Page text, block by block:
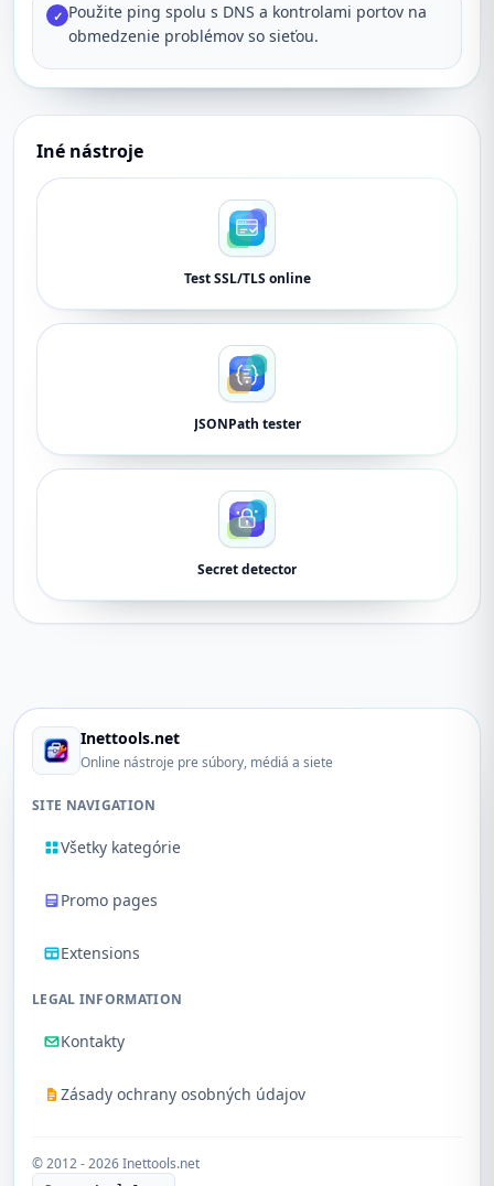
✓ Použite ping spolu s DNS a kontrolami portov na
obmedzenie problémov so sieťou.
Iné nástroje
Test SSL/TLS online
JSONPath tester
Secret detector
Inettools.net
Online nástroje pre súbory, médiá a siete
SITE NAVIGATION
Všetky kategórie
Promo pages
Extensions
LEGAL INFORMATION
Kontakty
Zásady ochrany osobných údajov
© 2012 - 2026 Inettools.net